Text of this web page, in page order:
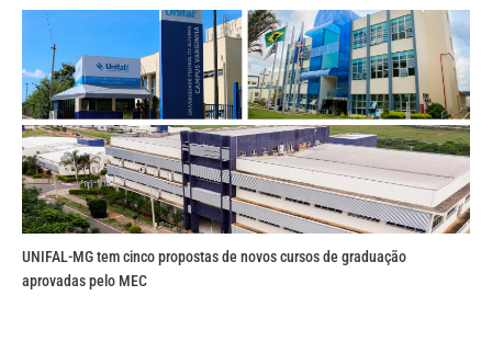
UNIFAL-MG tem cinco propostas de novos cursos de graduação
aprovadas pelo MEC